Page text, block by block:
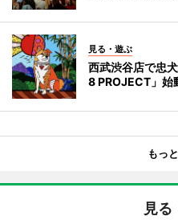
見る・遊ぶ
西武渋谷店で忠
8 PROJECT」始
もっ
見る